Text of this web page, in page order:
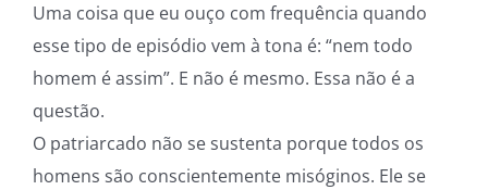
Uma coisa que eu ouço com frequência quando
esse tipo de episódio vem à tona é: “nem todo
homem é assim”. E não é mesmo. Essa não é a
questão.
O patriarcado não se sustenta porque todos os
homens são conscientemente misóginos. Ele se